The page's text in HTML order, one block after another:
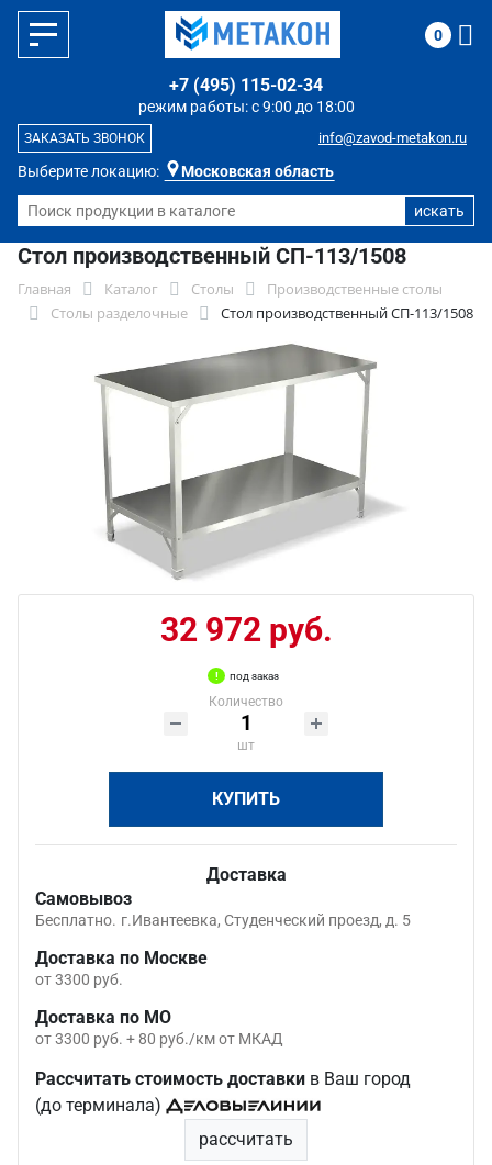
Выберите локацию: Московская область
режим работы: с 9:00 до 18:00
+7 (495) 115-02-34
info@zavod-metakon.ru
ЗАКАЗАТЬ ЗВОНОК
0
Стол производственный СП-113/1508
Главная Каталог Столы
Производственные столы
Столы разделочные
Стол производственный СП-113/1508
32 972 руб.
под заказ
Количество
шт
КУПИТЬ
Доставка
Самовывоз
Бесплатно. г.Ивантеевка, Студенческий проезд, д. 5
Доставка по Москве
от 3300 руб.
Доставка по МО
от 3300 руб. + 80 руб./км от МКАД
Рассчитать стоимость доставки в Ваш город
(до терминала)
рассчитать